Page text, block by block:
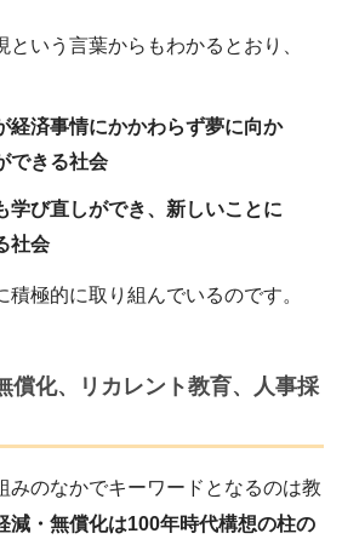
いう言葉からもわかるとおり、
経済事情にかかわらず夢に向か
できる社会
学び直しができ、新しいことに
社会
積極的に取り組んでいるのです。
償化、リカレント教育、人事採
みのなかでキーワードとなるのは教
減・無償化は100年時代構想の柱の